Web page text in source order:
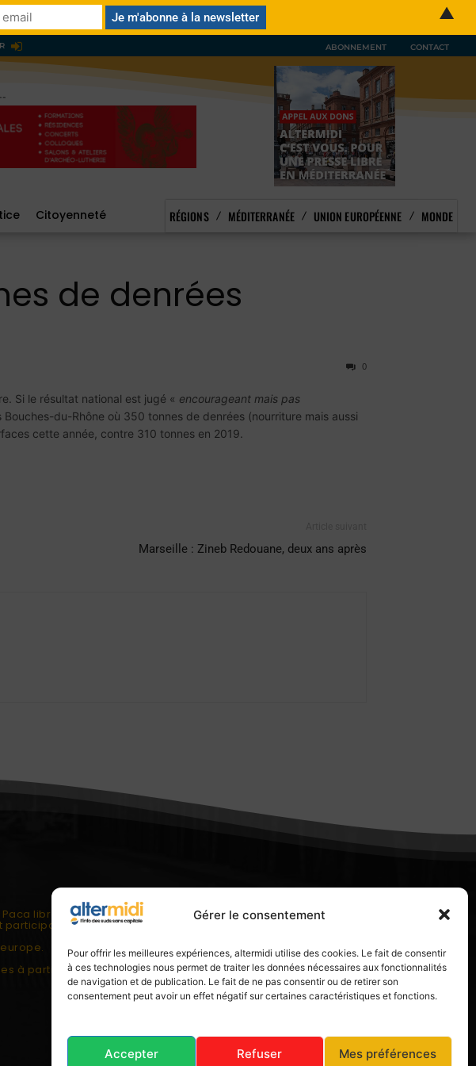
Gérer le consentement
Pour offrir les meilleures expériences, altermidi utilise des cookies. Le fait de consentir
à ces technologies nous permet de traiter les données nécessaires aux fonctionnalités
de navigation et de publication. Le fait de ne pas consentir ou de retirer son
consentement peut avoir un effet négatif sur certaines caractéristiques et fonctions.
Accepter Refuser Mes préférences
ABONNEMENT CONTACT
Citoyenneté RÉGIONS MÉDITERRANÉE UNION EUROPÉENNE MONDE
de denrées
0
Si le résultat national est jugé « encourageant mais pas
du-Rhône où 350 tonnes de denrées (nourriture mais aussi
cette année, contre 310 tonnes en 2019.
Marseille : Zineb Redouane, deux ans après
libre et
participative.
à partir des
▲